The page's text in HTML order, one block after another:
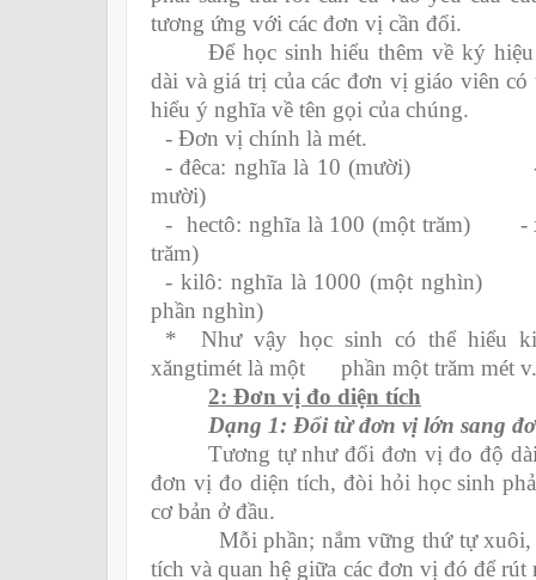
tương ứng với các đơn vị cần đổi.
Để học sinh hiểu thêm về ký
dài và giá trị của các đơn vị giáo viên
hiểu ý nghĩa về tên gọi của chúng.
- Đơn vị chính là mét.
- đêca: nghĩa là 10 (mười) -
mười)
- hectô: nghĩa là 100 (một trăm) -
trăm)
- kilô: nghĩa là 1000 (một nghìn)
phần nghìn)
* Như vậy học sinh có thể hiểu
xăngtimét là một phần một trăm mét
2: Đơn vị đo diện tích
Dạng 1: Đổi từ đơn vị lớn sang
Tương tự như đổi đơn vị đo độ
đơn vị đo diện tích, đòi hỏi học sinh
cơ bản ở đầu.
Mỗi phần; nắm vững thứ tự xuôi,
tích và quan hệ giữa các đơn vị đó để